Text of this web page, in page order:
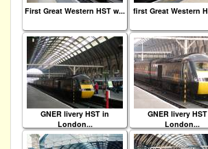
First Great Western HST w... first Great Western
GNER livery HST in
London...
GNER livery
London...